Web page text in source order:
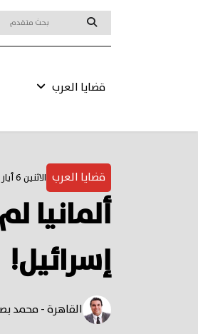
قضايا العرب
قضايا العرب الاثنين 6 أيار 2024
ألمانيا
إسرائيل!
القاهرة - محمد